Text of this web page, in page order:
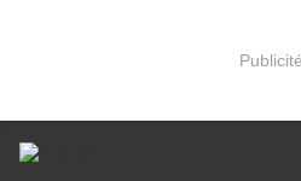
Publicité